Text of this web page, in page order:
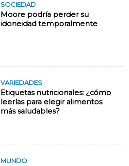
SOCIEDAD
Moore podría perder su
idoneidad temporalmente
VARIEDADES
Etiquetas nutricionales: ¿cómo
leerlas para elegir alimentos
más saludables?
MUNDO